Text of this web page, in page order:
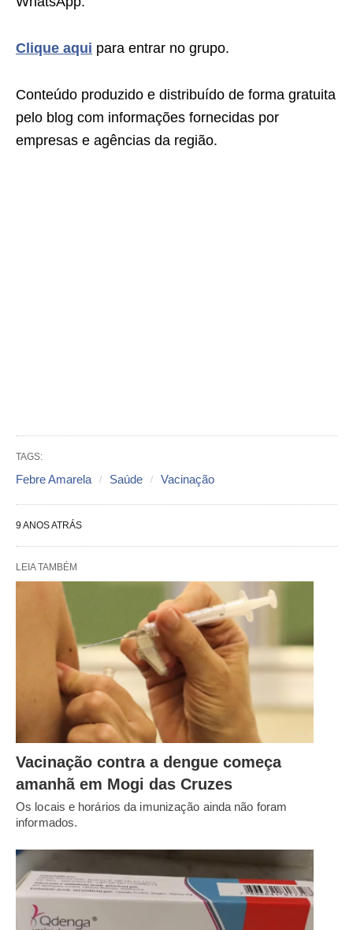
Clique aqui para entrar no grupo.
Conteúdo produzido e distribuído de forma gratuita
pelo blog com informações fornecidas por
empresas e agências da região.
TAGS:
Febre Amarela Saúde Vacinação
9 ANOS ATRÁS
LEIA TAMBÉM
Vacinação contra a dengue começa
amanhã em Mogi das Cruzes
Os locais e horários da imunização ainda não foram
informados.